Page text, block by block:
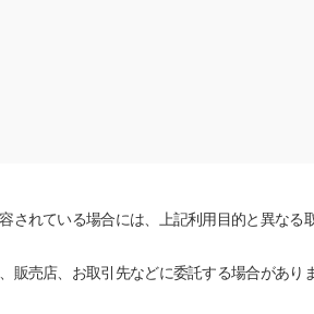
れている場合には、上記利用目的と異なる
販売店、お取引先などに委託する場合があり